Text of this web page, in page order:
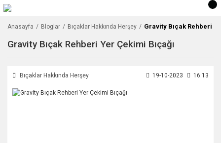
Anasayfa Bloglar Bıçaklar Hakkında Herşey Gravity Bıçak Rehberi
Gravity Bıçak Rehberi Yer Çekimi Bıçağı
Bıçaklar Hakkında Herşey 19-10-2023 16:13